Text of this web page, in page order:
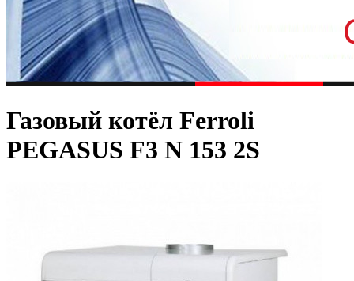
Газовый котёл Ferroli
PEGASUS F3 N 153 2S